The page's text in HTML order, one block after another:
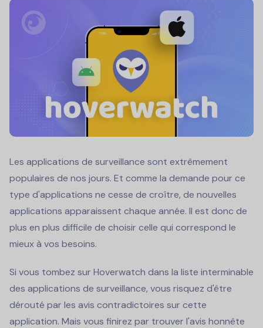
Les applications de surveillance sont extrêmement
populaires de nos jours. Et comme la demande pour ce
type d'applications ne cesse de croître, de nouvelles
applications apparaissent chaque année. Il est donc de
plus en plus difficile de choisir celle qui correspond le
mieux à vos besoins.
Si vous tombez sur Hoverwatch dans la liste interminable
des applications de surveillance, vous risquez d'être
dérouté par les avis contradictoires sur cette
application. Mais vous finirez par trouver l'avis honnête